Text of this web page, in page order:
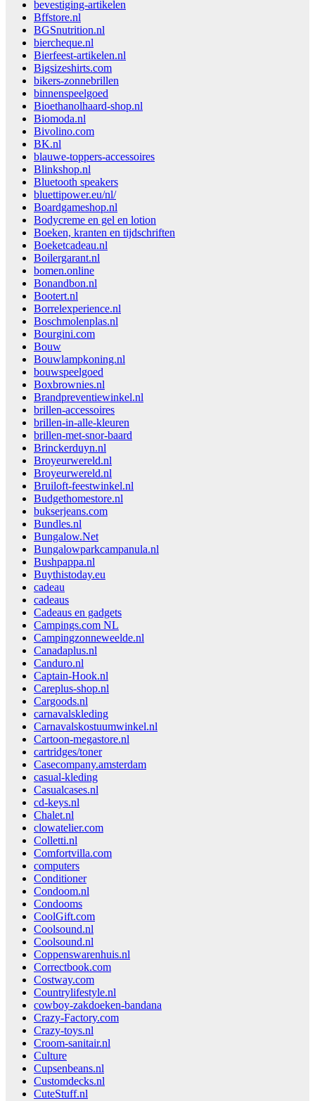
bevestiging-artikelen
Bffstore.nl
BGSnutrition.nl
biercheque.nl
Bierfeest-artikelen.nl
Bigsizeshirts.com
bikers-zonnebrillen
binnenspeelgoed
Bioethanolhaard-shop.nl
Biomoda.nl
Bivolino.com
BK.nl
blauwe-toppers-accessoires
Blinkshop.nl
Bluetooth speakers
bluettipower.eu/nl/
Boardgameshop.nl
Bodycreme en gel en lotion
Boeken, kranten en tijdschriften
Boeketcadeau.nl
Boilergarant.nl
bomen.online
Bonandbon.nl
Bootert.nl
Borrelexperience.nl
Boschmolenplas.nl
Bourgini.com
Bouw
Bouwlampkoning.nl
bouwspeelgoed
Boxbrownies.nl
Brandpreventiewinkel.nl
brillen-accessoires
brillen-in-alle-kleuren
brillen-met-snor-baard
Brinckerduyn.nl
Broyeurwereld.nl
Broyeurwereld.nl
Bruiloft-feestwinkel.nl
Budgethomestore.nl
bukserjeans.com
Bundles.nl
Bungalow.Net
Bungalowparkcampanula.nl
Bushpappa.nl
Buythistoday.eu
cadeau
cadeaus
Cadeaus en gadgets
Campings.com NL
Campingzonneweelde.nl
Canadaplus.nl
Canduro.nl
Captain-Hook.nl
Careplus-shop.nl
Cargoods.nl
carnavalskleding
Carnavalskostuumwinkel.nl
Cartoon-megastore.nl
cartridges/toner
Casecompany.amsterdam
casual-kleding
Casualcases.nl
cd-keys.nl
Chalet.nl
clowatelier.com
Colletti.nl
Comfortvilla.com
computers
Conditioner
Condoom.nl
Condooms
CoolGift.com
Coolsound.nl
Coolsound.nl
Coppenswarenhuis.nl
Correctbook.com
Costway.com
Countrylifestyle.nl
cowboy-zakdoeken-bandana
Crazy-Factory.com
Crazy-toys.nl
Croom-sanitair.nl
Culture
Cupsenbeans.nl
Customdecks.nl
CuteStuff.nl